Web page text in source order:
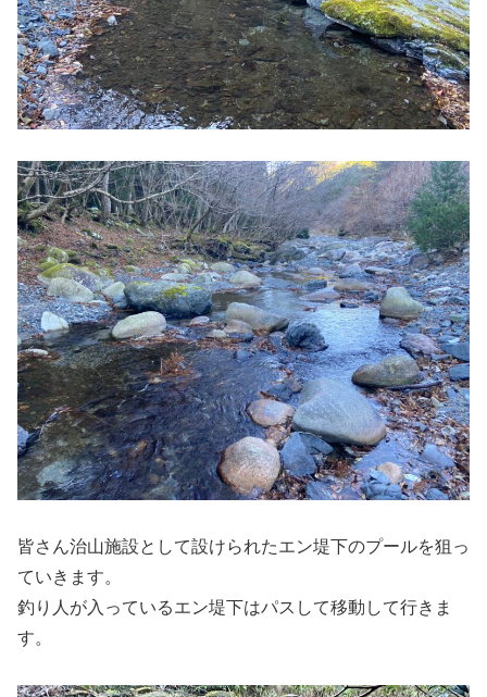
皆さん治山施設として設けられたエン堤下のプールを狙っ
ていきます。
釣り人が入っているエン堤下はパスして移動して行きま
す。